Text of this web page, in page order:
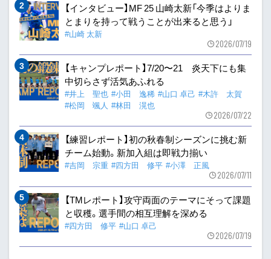
【インタビュー】MF 25 山崎太新「今季はよりま
とまりを持って戦うことが出来ると思う」
#山崎 太新
2026/07/19
【キャンプレポート】7/20〜21 炎天下にも集
中切らさず活気あふれる
#井上 聖也 #小田 逸稀 #山口 卓己 #木許 太賀
#松岡 颯人 #林田 滉也
2026/07/22
【練習レポート】初の秋春制シーズンに挑む新
チーム始動。新加入組は即戦力揃い
#吉岡 宗重 #四方田 修平 #小澤 正風
2026/07/11
【TMレポート】攻守両面のテーマにそって課題
と収穫。選手間の相互理解を深める
#四方田 修平 #山口 卓己
2026/07/19